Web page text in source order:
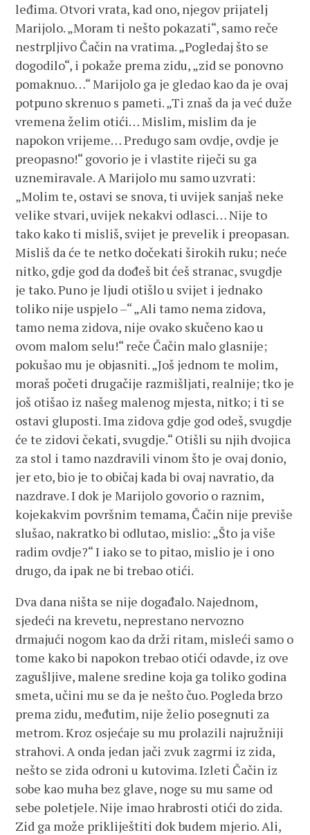
leđima. Otvori vrata, kad ono, njegov prijatelj
Marijolo. „Moram ti nešto pokazati“, samo reče
nestrpljivo Čačin na vratima. „Pogledaj što se
dogodilo“, i pokaže prema zidu, „zid se ponovno
pomaknuo…“ Marijolo ga je gledao kao da je ovaj
potpuno skrenuo s pameti. „Ti znaš da ja već duže
vremena želim otići… Mislim, mislim da je
napokon vrijeme… Predugo sam ovdje, ovdje je
preopasno!“ govorio je i vlastite riječi su ga
uznemiravale. A Marijolo mu samo uzvrati:
„Molim te, ostavi se snova, ti uvijek sanjaš neke
velike stvari, uvijek nekakvi odlasci… Nije to
tako kako ti misliš, svijet je prevelik i preopasan.
Misliš da će te netko dočekati širokih ruku; neće
nitko, gdje god da dođeš bit ćeš stranac, svugdje
je tako. Puno je ljudi otišlo u svijet i jednako
toliko nije uspjelo –“ „Ali tamo nema zidova,
tamo nema zidova, nije ovako skučeno kao u
ovom malom selu!“ reče Čačin malo glasnije;
pokušao mu je objasniti. „Još jednom te molim,
moraš početi drugačije razmišljati, realnije; tko je
još otišao iz našeg malenog mjesta, nitko; i ti se
ostavi gluposti. Ima zidova gdje god odeš, svugdje
će te zidovi čekati, svugdje.“ Otišli su njih dvojica
za stol i tamo nazdravili vinom što je ovaj donio,
jer eto, bio je to običaj kada bi ovaj navratio, da
nazdrave. I dok je Marijolo govorio o raznim,
kojekakvim površnim temama, Čačin nije previše
slušao, nakratko bi odlutao, mislio: „Što ja više
radim ovdje?“ I iako se to pitao, mislio je i ono
drugo, da ipak ne bi trebao otići.
Dva dana ništa se nije događalo. Najednom,
sjedeći na krevetu, neprestano nervozno
drmajući nogom kao da drži ritam, misleći samo o
tome kako bi napokon trebao otići odavde, iz ove
zagušljive, malene sredine koja ga toliko godina
smeta, učini mu se da je nešto čuo. Pogleda brzo
prema zidu, međutim, nije želio posegnuti za
metrom. Kroz osjećaje su mu prolazili najružniji
strahovi. A onda jedan jači zvuk zagrmi iz zida,
nešto se zida odroni u kutovima. Izleti Čačin iz
sobe kao muha bez glave, noge su mu same od
sebe poletjele. Nije imao hrabrosti otići do zida.
Zid ga može prikliještiti dok budem mjerio. Ali,